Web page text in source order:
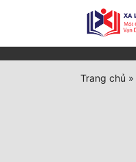
Trang chủ »